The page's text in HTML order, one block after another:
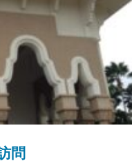
問